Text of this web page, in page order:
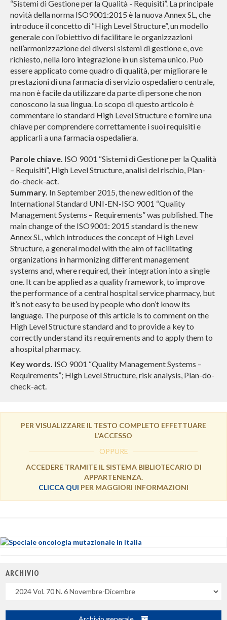
“Sistemi di Gestione per la Qualità - Requisiti”. La principale
novità della norma ISO9001:2015 è la nuova Annex SL, che
introduce il concetto di “High Level Structure”, un modello
generale con l’obiettivo di facilitare le organizzazioni
nell’armonizzazione dei diversi sistemi di gestione e, ove
richiesto, nella loro integrazione in un sistema unico. Può
essere applicato come quadro di qualità, per migliorare le
prestazioni di una farmacia di servizio ospedaliero centrale,
ma non è facile da utilizzare da parte di persone che non
conoscono la sua lingua. Lo scopo di questo articolo è
commentare lo standard High Level Structure e fornire una
chiave per comprendere correttamente i suoi requisiti e
applicarli a una farmacia ospedaliera.
Parole chiave. ISO 9001 “Sistemi di Gestione per la Qualità
– Requisiti”, High Level Structure, analisi del rischio, Plan-
do-check-act.
Summary. In September 2015, the new edition of the
International Standard UNI-EN-ISO 9001 “Quality
Management Systems – Requirements” was published. The
main change of the ISO9001: 2015 standard is the new
Annex SL, which introduces the concept of High Level
Structure, a general model with the aim of facilitating
organizations in harmonizing different management
systems and, where required, their integration into a single
one. It can be applied as a quality framework, to improve
the performance of a central hospital service pharmacy, but
it’s not easy to be used by people who don’t know its
language. The purpose of this article is to comment on the
High Level Structure standard and to provide a key to
correctly understand its requirements and to apply them to
a hospital pharmacy.
Key words. ISO 9001 “Quality Management Systems –
Requirements”; High Level Structure, risk analysis, Plan-do-
check-act.
PER VISUALIZZARE IL TESTO COMPLETO EFFETTUARE
L'ACCESSO
OPPURE
ACCEDERE TRAMITE IL SISTEMA BIBLIOTECARIO DI
APPARTENENZA.
CLICCA QUI PER MAGGIORI INFORMAZIONI
ARCHIVIO
Uscite